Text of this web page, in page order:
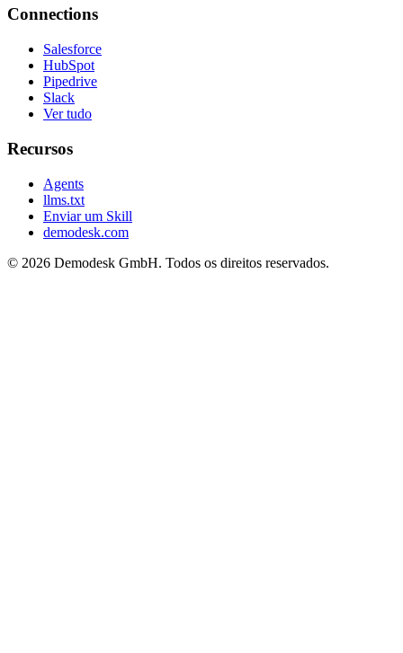
Connections
Salesforce
HubSpot
Pipedrive
Slack
Ver tudo
Recursos
Agents
llms.txt
Enviar um Skill
demodesk.com
© 2026 Demodesk GmbH. Todos os direitos reservados.